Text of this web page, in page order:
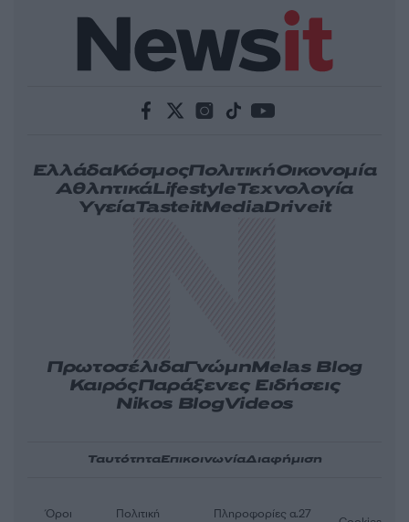
ΕλλάδαΚόσμοςΠολιτικήΟικονομία
ΑθλητικάLifestyleΤεχνολογία
ΥγείαTasteitMediaDriveit
ΠρωτοσέλιδαΓνώμηMelas Blog
ΚαιρόςΠαράξενες Ειδήσεις
Nikos BlogVideos
ΤαυτότηταΕπικοινωνίαΔιαφήμιση
Όροι Πολιτική Πληροφορίες α.27